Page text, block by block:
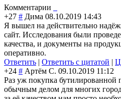
Комментарии
+27 # Дима 08.10.2019 14:43
Я вышел на действительно
сайт. Исследования были
качества, и документы на
оперативно.
Ответить | Ответить с цитатой |
+24 # Артём С. 09.10.2019 11:12
Раз уж покупка бутилированной
обычным делом для многих